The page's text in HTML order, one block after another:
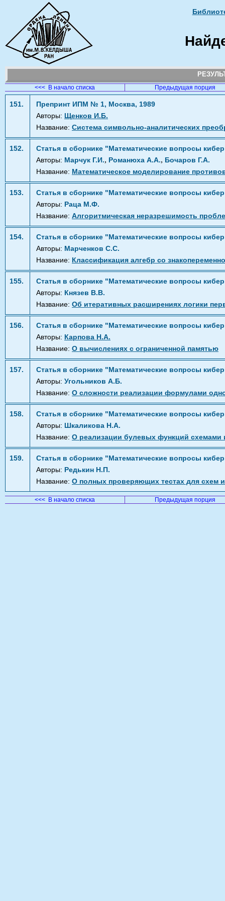
<<< В начало списка Предыдущая порция
151.
Препринт ИПМ № 1, Москва, 1989
Авторы: Щенков И.Б.
Название: Система символьно-аналитических
152.
Статья в сборнике "Математические вопросы
Авторы: Марчук Г.И., Романюха А.А., Бочаров Г.А.
Название: Математическое моделирование
153.
Статья в сборнике "Математические вопросы
Авторы: Раца М.Ф.
Название: Алгоритмическая неразрешимость
154.
Статья в сборнике "Математические вопросы
Авторы: Марченков С.С.
Название: Классификация алгебр со
155.
Статья в сборнике "Математические вопросы
Авторы: Князев В.В.
Название: Об итеративных расширениях логики
156.
Статья в сборнике "Математические вопросы
Авторы: Карпова Н.А.
Название: О вычислениях с ограниченной памятью
157.
Статья в сборнике "Математические вопросы
Авторы: Угольников А.Б.
Название: О сложности реализации формулами
158.
Статья в сборнике "Математические вопросы
Авторы: Шкаликова Н.А.
Название: О реализации булевых функций схемами
159.
Статья в сборнике "Математические вопросы
Авторы: Редькин Н.П.
Название: О полных проверяющих тестах для схем
<<< В начало списка Предыдущая порция